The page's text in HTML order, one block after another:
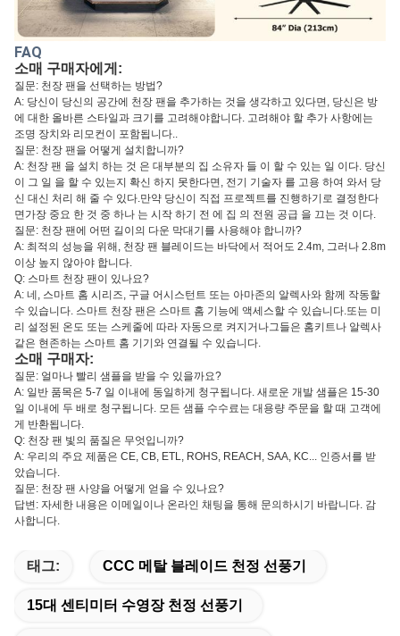
FAQ
소매 구매자에게:
질문: 천장 팬을 선택하는 방법?
A: 당신이 당신의 공간에 천장 팬을 추가하는 것을 생각하고 있다면, 당신은 방
에 대한 올바른 스타일과 크기를 고려해야합니다. 고려해야 할 추가 사항에는
조명 장치와 리모컨이 포함됩니다..
질문: 천장 팬을 어떻게 설치합니까?
A: 천장 팬 을 설치 하는 것 은 대부분의 집 소유자 들 이 할 수 있는 일 이다. 당신
이 그 일 을 할 수 있는지 확신 하지 못한다면, 전기 기술자 를 고용 하여 와서 당
신 대신 처리 해 줄 수 있다.만약 당신이 직접 프로젝트를 진행하기로 결정한다
면가장 중요 한 것 중 하나 는 시작 하기 전 에 집 의 전원 공급 을 끄는 것 이다.
질문: 천장 팬에 어떤 길이의 다운 막대기를 사용해야 합니까?
A: 최적의 성능을 위해, 천장 팬 블레이드는 바닥에서 적어도 2.4m, 그러나 2.8m
이상 높지 않아야 합니다.
Q: 스마트 천장 팬이 있나요?
A: 네, 스마트 홈 시리즈, 구글 어시스턴트 또는 아마존의 알렉사와 함께 작동할
수 있습니다. 스마트 천장 팬은 스마트 홈 기능에 액세스할 수 있습니다.또는 미
리 설정된 온도 또는 스케줄에 따라 자동으로 켜지거나그들은 홈키트나 알렉사
같은 현존하는 스마트 홈 기기와 연결될 수 있습니다.
소매 구매자:
질문: 얼마나 빨리 샘플을 받을 수 있을까요?
A: 일반 품목은 5-7 일 이내에 동일하게 청구됩니다. 새로운 개발 샘플은 15-30
일 이내에 두 배로 청구됩니다. 모든 샘플 수수료는 대용량 주문을 할 때 고객에
게 반환됩니다.
Q: 천장 팬 빛의 품질은 무엇입니까?
A: 우리의 주요 제품은 CE, CB, ETL, ROHS, REACH, SAA, KC... 인증서를 받
았습니다.
질문: 천장 팬 사양을 어떻게 얻을 수 있나요?
답변: 자세한 내용은 이메일이나 온라인 채팅을 통해 문의하시기 바랍니다. 감
사합니다.
태그: CCC 메탈 블레이드 천정 선풍기
15대 센티미터 수영장 천정 선풍기